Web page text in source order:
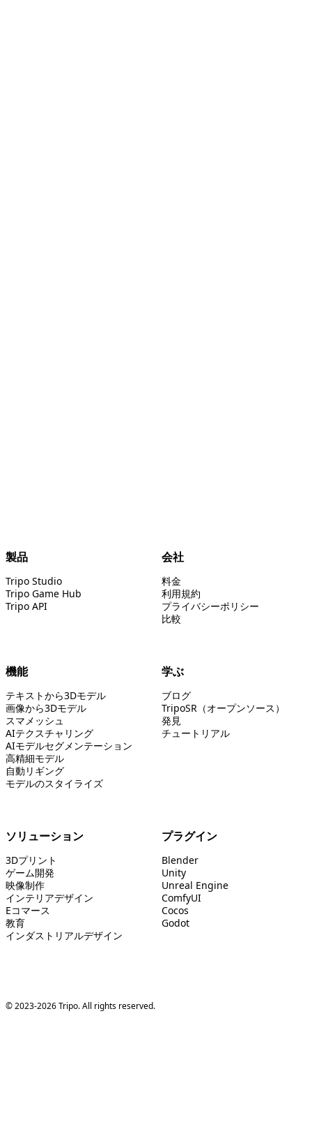
製品
Tripo Studio
Tripo Game Hub
Tripo API
会社
料金
利用規約
プライバシーポリシー
比較
機能
テキストから3Dモデル
画像から3Dモデル
スマメッシュ
AIテクスチャリング
AIモデルセグメンテーション
高精細モデル
自動リギング
モデルのスタイライズ
学ぶ
ブログ
TripoSR（オープンソース）
発見
チュートリアル
ソリューション
3Dプリント
ゲーム開発
映像制作
インテリアデザイン
Eコマース
教育
インダストリアルデザイン
プラグイン
Blender
Unity
Unreal Engine
ComfyUI
Cocos
Godot
© 2023-2026 Tripo. All rights reserved.